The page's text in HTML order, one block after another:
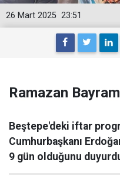
23:51
26 Mart 2025
Ramazan
Beştepe'deki iftar
Cumhurbaşkanı
9 gün olduğunu